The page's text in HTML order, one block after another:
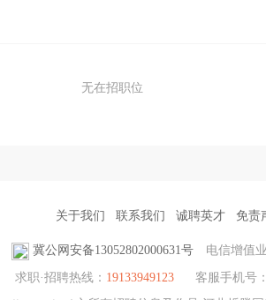
无在招职位
关于我们 联系我们 诚聘英才 免责
冀公网安备13052802000631号 电信增值
求职·招聘热线： 19133949123 客服手机号：